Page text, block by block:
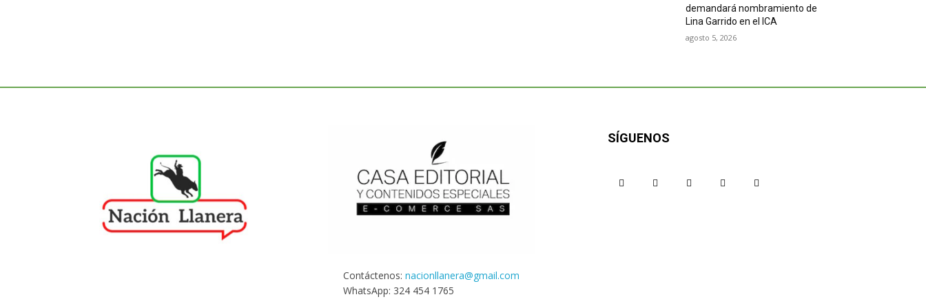
demandará nombramiento de
Lina Garrido en el ICA
agosto 5, 2026
Contáctenos: nacionllanera@gmail.com
WhatsApp: 324 454 1765
SÍGUENOS